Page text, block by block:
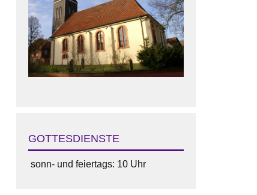
GOTTESDIENSTE
sonn- und feiertags: 10 Uhr